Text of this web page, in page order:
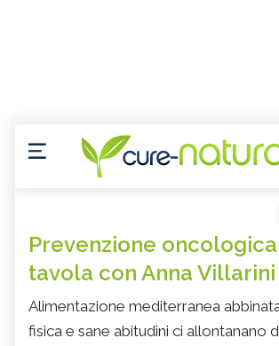
Prevenzione
tavola con Anna Villarini
Alimentazione mediterranea
fisica e sane abitudini ci allontanano